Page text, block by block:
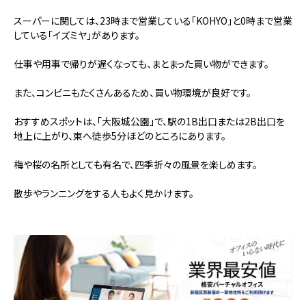
スーパーに関しては、23時まで営業している「KOHYO」と0時まで営業
している「イズミヤ」があります。
仕事や用事で帰りが遅くなっても、まとまった買い物ができます。
また、コンビニもたくさんあるため、買い物環境が良好です。
おすすめスポットは、｢大阪城公園｣で、駅の1B出口または2B出口を
地上に上がり、東へ徒歩5分ほどのところにあります。
梅や桜の名所としても有名で、四季折々の風景を楽しめます。
散歩やランニングをする人もよく見かけます。